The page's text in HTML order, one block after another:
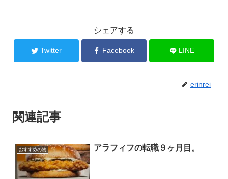
シェアする
Twitter Facebook LINE
erinrei
関連記事
おすすめの物 アラフィフの転職９ヶ月目。